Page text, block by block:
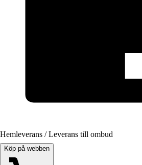
Hemleverans / Leverans till ombud
Köp på webben